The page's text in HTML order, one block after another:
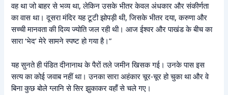
वह था जो बाहर से भव्य था, लेकिन उसके भीतर केवल अंधकार और संकीर्णता
का वास था। दूसरा मंदिर यह टूटी झोपड़ी थी, जिसके भीतर दया, करुणा और
सच्ची मानवता की दिव्य ज्योति जल रही थी। आज ईश्वर और पाखंड के बीच का
सारा ‘भेद’ मेरे सामने स्पष्ट हो गया है।”
यह सुनते ही पंडित दीनानाथ के पैरों तले जमीन खिसक गई। उनके पास इस
सत्य का कोई जवाब नहीं था। उनका सारा अहंकार चूर-चूर हो चुका था और वे
बिना कुछ बोले ग्लानि से सिर झुकाकर वहाँ से चले गए।